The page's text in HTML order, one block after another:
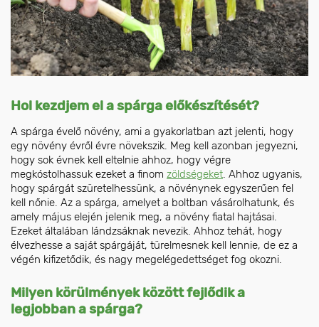
Hol kezdjem el a spárga előkészítését?
A spárga évelő növény, ami a gyakorlatban azt jelenti, hogy
egy növény évről évre növekszik. Meg kell azonban jegyezni,
hogy sok évnek kell eltelnie ahhoz, hogy végre
megkóstolhassuk ezeket a finom zöldségeket. Ahhoz ugyanis,
hogy spárgát szüretelhessünk, a növénynek egyszerűen fel
kell nőnie. Az a spárga, amelyet a boltban vásárolhatunk, és
amely május elején jelenik meg, a növény fiatal hajtásai.
Ezeket általában lándzsáknak nevezik. Ahhoz tehát, hogy
élvezhesse a saját spárgáját, türelmesnek kell lennie, de ez a
végén kifizetődik, és nagy megelégedettséget fog okozni.
Milyen körülmények között fejlődik a
legjobban a spárga?